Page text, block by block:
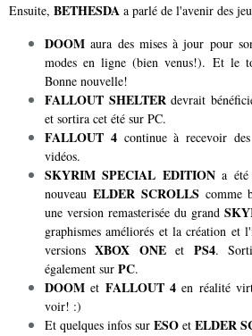
Ensuite, BETHESDA a parlé de l'avenir des
DOOM aura des mises à jour pour
modes en ligne (bien venus!). Et le
Bonne nouvelle!
FALLOUT SHELTERdevrait
et sortira cet été sur PC.
FALLOUT 4continue à recevoir des
vidéos.
SKYRIM SPECIAL EDITIONa été
nouveau ELDER SCROLLS comme
une version remasterisée du grand
graphismes améliorés et la création et
versionsXBOX ONEet PS4.
également sur PC.
DOOM et FALLOUT 4en réalité
voir! :)
Et quelques infos sur ESO et ELDER